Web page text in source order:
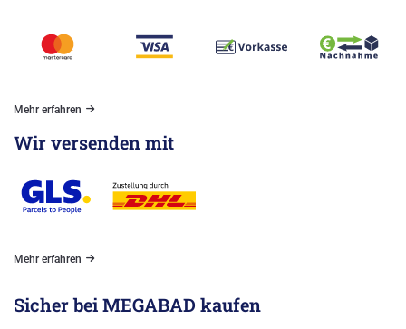
Mehr erfahren
Wir versenden mit
Mehr erfahren
Sicher bei MEGABAD kaufen